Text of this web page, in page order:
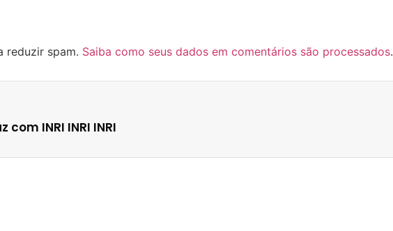
reduzir spam. Saiba como seus dados em comentários são processados.
INRI INRI INRI